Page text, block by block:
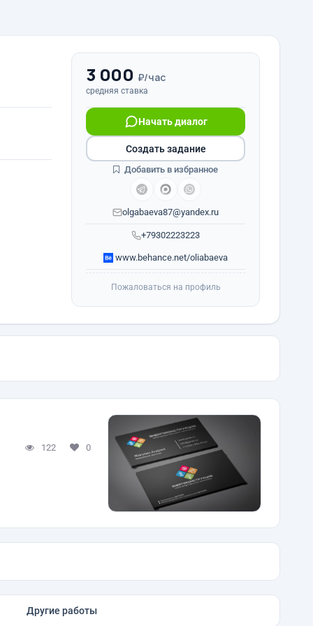
3 000 ₽/час
средняя ставка
+79302223223
Начать диалог
olgabaeva87@yandex.ru
www.behance.net/oliabaeva
Создать задание
Добавить в избранное
Пожаловаться на профиль
122 0
Другие работы